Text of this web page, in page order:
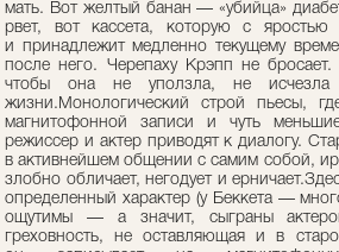
мать. Вот желтый банан — «убийца»
рвет, вот кассета, которую с
и принадлежит медленно текущему
после него. Черепаху Крэпп не
чтобы она не уползла, не
жизни.Монологический строй пьесы,
магнитофонной записи и чуть
режиссер и актер приводят к диалогу.
в активнейшем общении с самим собой,
злобно обличает, негодует и
определенный характер (у Беккета —
ощутимы — а значит, сыграны
греховность, не оставляющая и в